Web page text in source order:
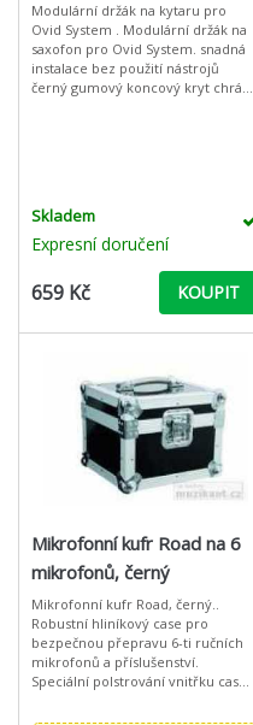
Modulární držák na kytaru pro
Ovid System . Modulární držák na
saxofon pro Ovid System. snadná
instalace bez použití nástrojů
černý gumový koncový kryt chrání
Skladem
Expresní doručení
659 Kč KOUPIT
Mikrofonní kufr Road na 6
mikrofonů, černý
Mikrofonní kufr Road, černý..
Robustní hliníkový case pro
bezpečnou přepravu 6-ti ručních
mikrofonů a příslušenství.
Speciální polstrování vnitřku case,
zámek, opraktické madlo pro